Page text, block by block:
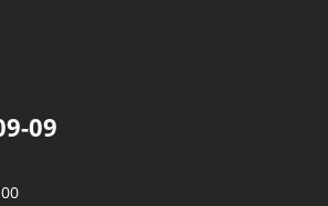
авто
и турбин
09